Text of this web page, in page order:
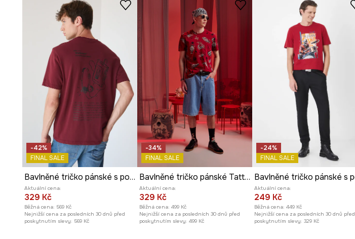
-42%
FINAL SALE
Bavlněné tričko pánské s potiskem
Aktuální cena:
329 Kč
Běžná cena: 569 Kč
Nejnižší cena za posledních 30 dnů před
poskytnutím slevy: 569 Kč
-34%
FINAL SALE
Bavlněné tričko pánské Tattoo Art by Michał Kidacki
Aktuální cena:
329 Kč
Běžná cena: 499 Kč
Nejnižší cena za posledních 30 dnů před
poskytnutím slevy: 499 Kč
-24%
FINAL SALE
Aktuální cena:
249 Kč
Běžná cena: 449 Kč
Nejnižší cena za posledních 30 dnů před
poskytnutím slevy: 329 Kč